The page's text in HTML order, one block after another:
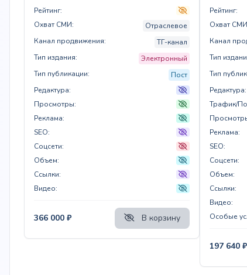
Рейтинг:
Охват СМИ:
Отраслевое
Канал продвижения:
ТГ-канал
Тип издания:
Электронный
Тип публикации:
Пост
Редактура:
Просмотры:
Реклама:
SEO:
Соцсети:
Объем:
Ссылки:
Видео:
366 000 ₽ В корзину
Рейтинг:
Охват
Канал
Тип
Тип
Редактура:
Трафик/
Реклама:
SEO:
Соцсети:
Объем:
Ссылки:
Видео:
Особые
197 640 ₽